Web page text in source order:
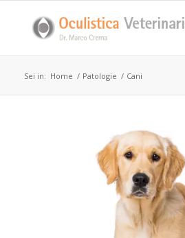
Sei in: Home / Patologie / Cani